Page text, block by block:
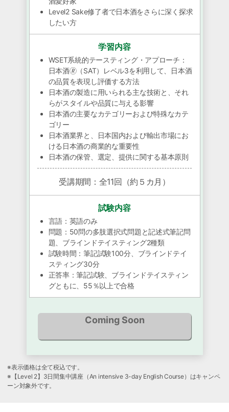
Level2 Sake修了者で日本酒をさらに深く探求
したい方
学習内容
WSET系統的テースティング・アプローチ：
日本酒🄬（SAT）レベル3を利用して、日本酒
の品質を表現し評価する方法
日本酒の製造に用いられる主な技術と、それ
らがスタイルや品質に与える影響
日本酒の主要なカテゴリーおよび特殊なカテ
ゴリー
日本酒業界と、日本国内および輸出市場にお
ける日本酒の商業的な重要性
日本酒の保管、選定、提供に関する基本原則
受講期間：全11回（約５カ月）
試験内容
言語：英語のみ
問題：50問の多肢選択式問題と記述式筆記問
題、ブラインドテイスティング2種類
試験時間：筆記試験100分、ブラインドテイ
スティング30分
正答率：筆記試験、ブラインドテイスティン
グともに、55％以上で合格
Coming Soon
※表示価格は全て税込です。
※【Level 2】3日間集中講座（An intensive 3-day English Course）はキャンペ
ーン対象外です。